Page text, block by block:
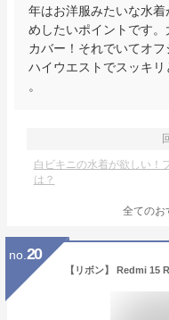
年はお洋服みたいな水
めしたいポイントです
カバー！それでいてオ
ハイウエストでスッキ
。
白ビキニの水着が欲しい！
は？
全てのお
no. 20